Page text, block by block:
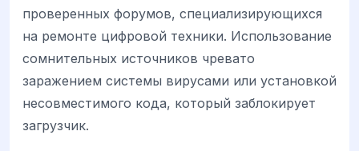
проверенных форумов, специализирующихся
на ремонте цифровой техники. Использование
сомнительных источников чревато
заражением системы вирусами или установкой
несовместимого кода, который заблокирует
загрузчик.